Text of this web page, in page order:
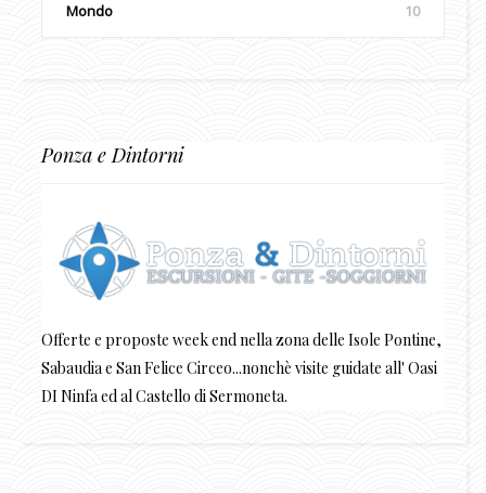
Mondo 10
Ponza e Dintorni
Offerte e proposte week end nella zona delle Isole Pontine,
Sabaudia e San Felice Circeo...nonchè visite guidate all' Oasi
DI Ninfa ed al Castello di Sermoneta.